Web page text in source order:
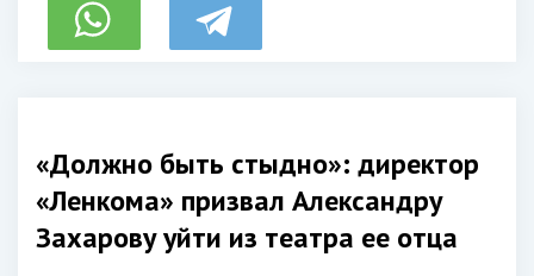
«Должно быть стыдно»: директор
«Ленкома» призвал Александру
Захарову уйти из театра ее отца